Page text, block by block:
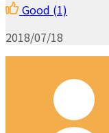
Good (1)
2018/07/18